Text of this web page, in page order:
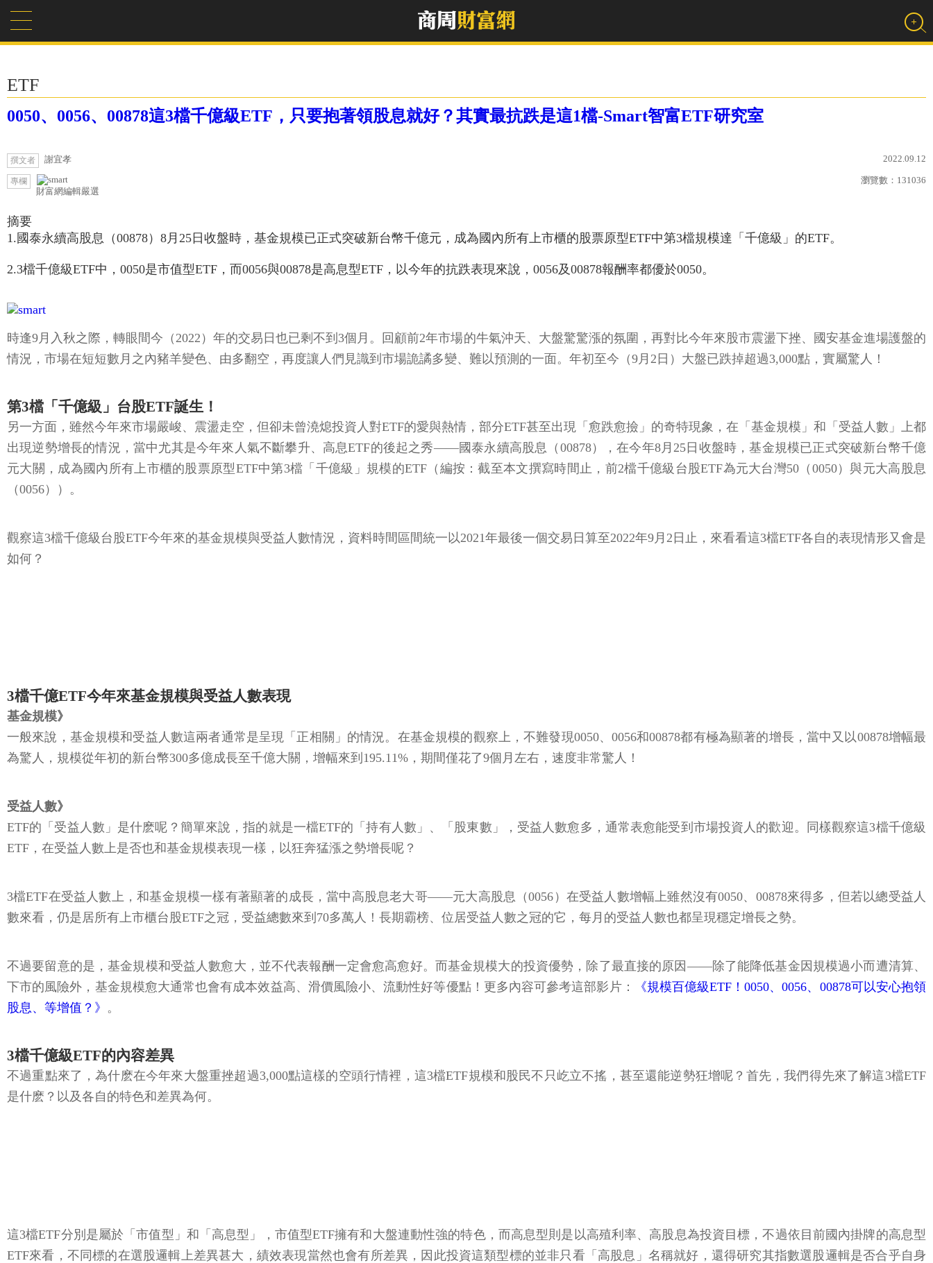
ETF
0050、0056、00878這3檔千億級ETF，只要抱著領股息就好？其實最抗跌是這1檔-Smart智富ETF研究室
撰文者 謝宜孝 2022.09.12
專欄
財富網編輯嚴選
瀏覽數： 131036
摘要
1.國泰永續高股息（00878）8月25日收盤時，基金規模已正式突破新台幣千億元，成為國內所有上市櫃的股票原型ETF中第3檔規模達「千億級」的ETF。
2.3檔千億級ETF中，0050是市值型ETF，而0056與00878是高息型ETF，以今年的抗跌表現來說，0056及00878報酬率都優於0050。
時逢9月入秋之際，轉眼間今（2022）年的交易日也已剩不到3個月。回顧前2年市場的牛氣沖天、大盤驚驚漲的氛圍，再對比今年來股市震盪下挫、國安基金進場護盤的
情況，市場在短短數月之內豬羊變色、由多翻空，再度讓人們見識到市場詭譎多變、難以預測的一面。年初至今（9月2日）大盤已跌掉超過3,000點，實屬驚人！
第3檔「千億級」台股ETF誕生！
另一方面，雖然今年來市場嚴峻、震盪走空，但卻未曾澆熄投資人對ETF的愛與熱情，部分ETF甚至出現「愈跌愈撿」的奇特現象，在「基金規模」和「受益人數」上都
出現逆勢增長的情況，當中尤其是今年來人氣不斷攀升、高息ETF的後起之秀——國泰永續高股息（00878），在今年8月25日收盤時，基金規模已正式突破新台幣千億
元大關，成為國內所有上市櫃的股票原型ETF中第3檔「千億級」規模的ETF（編按：截至本文撰寫時間止，前2檔千億級台股ETF為元大台灣50（0050）與元大高股息
（0056））。
觀察這3檔千億級台股ETF今年來的基金規模與受益人數情況，資料時間區間統一以2021年最後一個交易日算至2022年9月2日止，來看看這3檔ETF各自的表現情形又會是
如何？
3檔千億ETF今年來基金規模與受益人數表現
基金規模》
一般來說，基金規模和受益人數這兩者通常是呈現「正相關」的情況。在基金規模的觀察上，不難發現0050、0056和00878都有極為顯著的增長，當中又以00878增幅最
為驚人，規模從年初的新台幣300多億成長至千億大關，增幅來到195.11%，期間僅花了9個月左右，速度非常驚人！
受益人數》
ETF的「受益人數」是什麽呢？簡單來說，指的就是一檔ETF的「持有人數」、「股東數」，受益人數愈多，通常表愈能受到市場投資人的歡迎。同樣觀察這3檔千億級
ETF，在受益人數上是否也和基金規模表現一樣，以狂奔猛漲之勢增長呢？
3檔ETF在受益人數上，和基金規模一樣有著顯著的成長，當中高股息老大哥——元大高股息（0056）在受益人數增幅上雖然沒有0050、00878來得多，但若以總受益人
數來看，仍是居所有上市櫃台股ETF之冠，受益總數來到70多萬人！長期霸榜、位居受益人數之冠的它，每月的受益人數也都呈現穩定增長之勢。
不過要留意的是，基金規模和受益人數愈大，並不代表報酬一定會愈高愈好。而基金規模大的投資優勢，除了最直接的原因——除了能降低基金因規模過小而遭清算、
下市的風險外，基金規模愈大通常也會有成本效益高、滑價風險小、流動性好等優點！更多內容可參考這部影片：
《規模百億級ETF！0050、0056、00878可以安心抱領
股息、等增值？》 。
3檔千億級ETF的內容差異
不過重點來了，為什麽在今年來大盤重挫超過3,000點這樣的空頭行情裡，這3檔ETF規模和股民不只屹立不搖，甚至還能逆勢狂增呢？首先，我們得先來了解這3檔ETF
是什麽？以及各自的特色和差異為何。
這3檔ETF分別是屬於「市值型」和「高息型」，市值型ETF擁有和大盤連動性強的特色，而高息型則是以高殖利率、高股息為投資目標，不過依目前國內掛牌的高息型
ETF來看，不同標的在選股邏輯上差異甚大，績效表現當然也會有所差異，因此投資這類型標的並非只看「高股息」名稱就好，還得研究其指數選股邏輯是否合乎自身